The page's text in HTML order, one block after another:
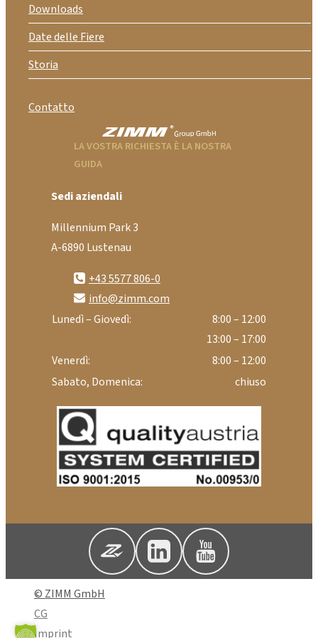
Downloads
Date delle Fiere
Storia
Contatto
LA VOSTRA RICHIESTA È LA NOSTRA
GUIDA
Sedi aziendali
Millennium Park 3
A-6890 Lustenau
+43 5577 806-0
info@zimm.com
Lunedì – Giovedì:
8:00 – 12:00
13:00 – 17:00
Venerdì:
8:00 – 12:00
Sabato, Domenica:
chiuso
© ZIMM GmbH
CG
Imprint